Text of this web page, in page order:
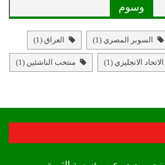
وسوم
السوبر المصري (1) العراق (1)
الانجليزي (1) منتخب الناشئين (1)